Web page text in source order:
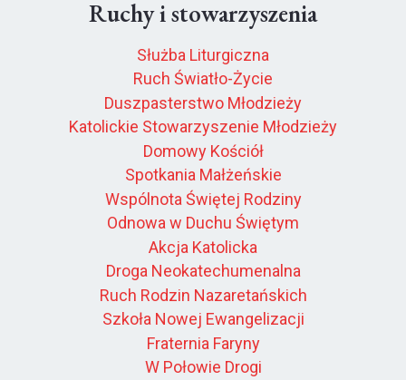
Ruchy i stowarzyszenia
Służba Liturgiczna
Ruch Światło-Życie
Duszpasterstwo Młodzieży
Katolickie Stowarzyszenie Młodzieży
Domowy Kościół
Spotkania Małżeńskie
Wspólnota Świętej Rodziny
Odnowa w Duchu Świętym
Akcja Katolicka
Droga Neokatechumenalna
Ruch Rodzin Nazaretańskich
Szkoła Nowej Ewangelizacji
Fraternia Faryny
W Połowie Drogi